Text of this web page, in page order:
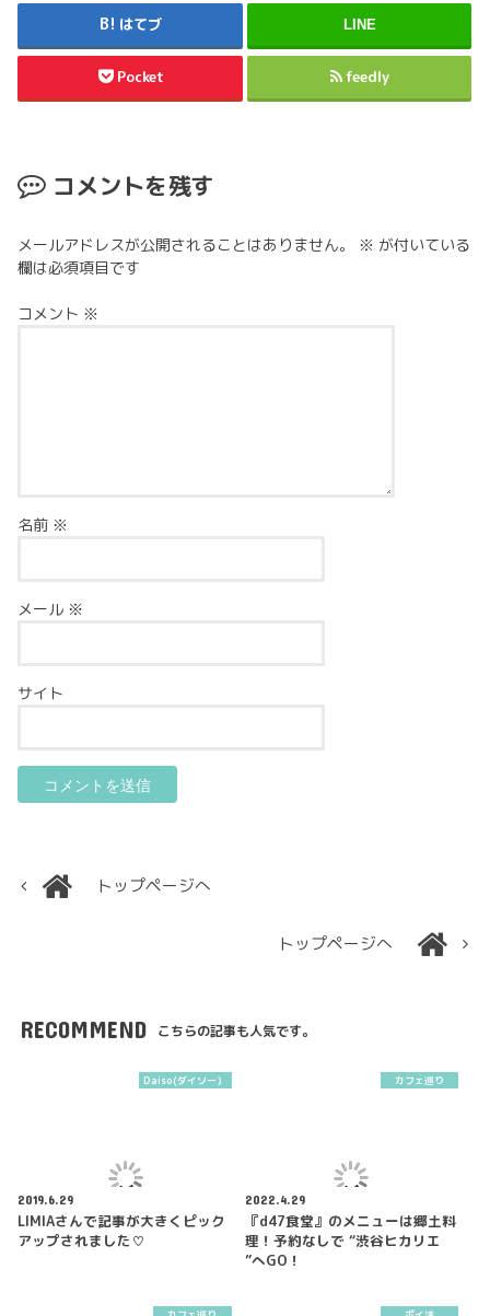
はてブ LINE
Pocket feedly
コメントを残す
メールアドレスが公開されることはありません。 ※ が付いている
欄は必須項目です
コメント ※
名前 ※
メール ※
サイト
トップページへ
トップページへ
RECOMMEND こちらの記事も人気です。
Daiso(ダイソー）
2019.6.29
LIMIAさんで記事が大きくピック
アップされました♡
カフェ巡り
2022.4.29
『d47食堂』のメニューは郷土料
理！予約なしで “渋谷ヒカリエ
”へGO！